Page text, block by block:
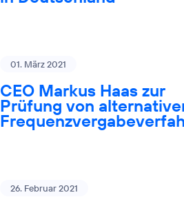
01. März 2021
CEO Markus Haas zur
Prüfung von
26. Februar 2021